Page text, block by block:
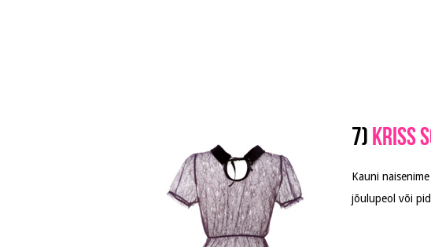
7) Kriss
Kauni
jõulupeol või